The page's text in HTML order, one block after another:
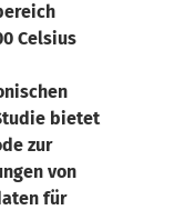
Celsius
bietet
zur
von
für